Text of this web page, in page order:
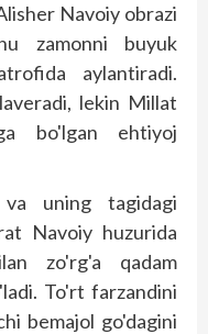
Navoiy obrazi
zamonni buyuk
aylantiradi.
lekin Millat
bo'lgan ehtiyoj
uning tagidagi
Navoiy huzurida
zo'rg'a qadam
To'rt farzandini
bemajol go'dagini